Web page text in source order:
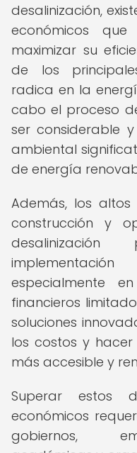
desalinización,
económicos
maximizar su
de los
radica en la
cabo el proceso
ser considerable
ambiental
de energía
Además, los
construcción y
especialmente
financieros
soluciones
los costos y
más accesible y
Superar estos
económicos
gobiernos,